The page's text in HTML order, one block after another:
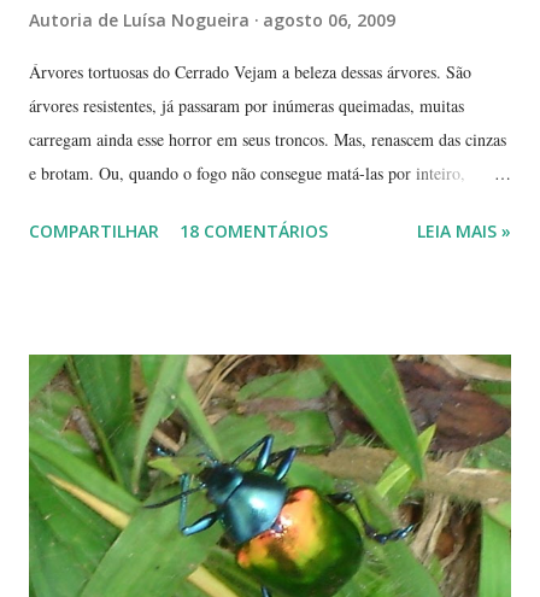
Autoria de Luísa Nogueira agosto 06, 2009
Árvores tortuosas do Cerrado Vejam a beleza dessas árvores. São
árvores resistentes, já passaram por inúmeras queimadas, muitas
carregam ainda esse horror em seus troncos. Mas, renascem das cinzas
e brotam. Ou, quando o fogo não consegue matá-las por inteiro,
novas flores e sempre novas sementes. É a esperança, em cada ano, de
estação seca pode durar até 5 meses. Neste período o índice de
umidade relativa do ar chega, muitas vezes, no meio da tarde, a
índices inferiores a 15%. Por isto tantas queimadas acontecem entre
maio e setembro, período de estiagem. Um toco de cigarro ou algumas
brasas que ficaram de um pique-nique pode ser o começo de um
fogaréu. Há também os casos em que o fogo...
COMPARTILHAR 18 COMENTÁRIOS LEIA MAIS »